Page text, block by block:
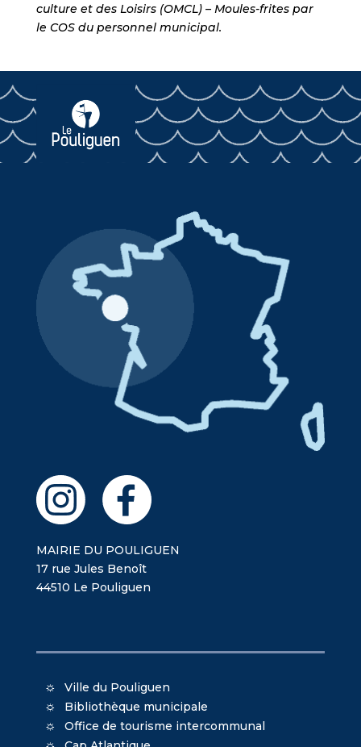
culture et des Loisirs (OMCL) – Moules-frites par
le COS du personnel municipal.
MAIRIE DU POULIGUEN
17 rue Jules Benoît
44510 Le Pouliguen
Ville du Pouliguen
Bibliothèque municipale
Office de tourisme intercommunal